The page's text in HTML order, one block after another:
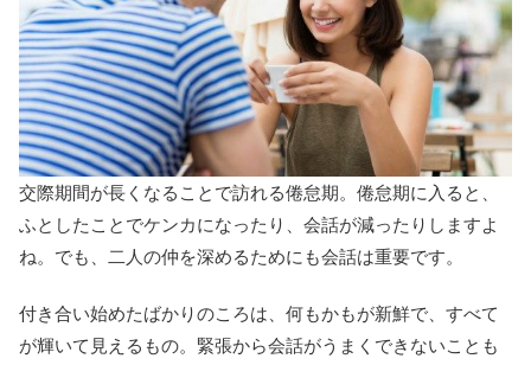
交際期間が長くなることで訪れる倦怠期。倦怠期に入ると、
ふとしたことでケンカになったり、会話が減ったりしますよ
ね。でも、二人の仲を深めるためにも会話は重要です。
付き合い始めたばかりのころは、何もかもが新鮮で、すべて
が輝いて見えるもの。緊張から会話がうまくできないことも